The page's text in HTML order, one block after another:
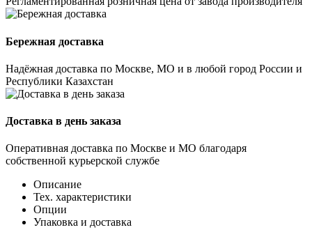
Бережная доставка
Надёжная доставка по Москве, МО и в любой город России и
Республики Казахстан
Доставка в день заказа
Оперативная доставка по Москве и МО благодаря
собственной курьерской службе
Описание
Тех. характеристики
Опции
Упаковка и доставка